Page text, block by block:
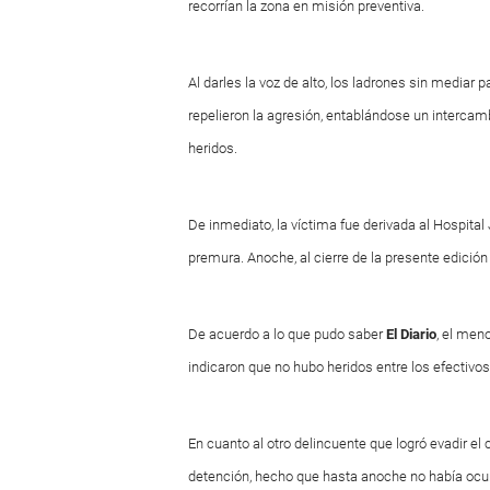
recorrían la zona en misión preventiva.
Al darles la voz de alto, los ladrones sin mediar
repelieron la agresión, entablándose un
heridos.
De inmediato, la víctima fue derivada al
premura. Anoche, al cierre de la presente
De acuerdo a lo que pudo saberEl Diario, el
indicaron que no hubo heridos entre los
En cuanto al otro delincuente que logró evadir
detención, hecho que hasta anoche no había